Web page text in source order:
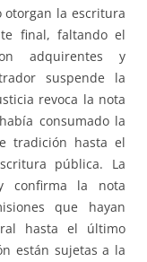
otorgan la escritura
final, faltando el
adquirentes y
suspende la
revoca la nota
consumado la
tradición hasta el
pública. La
confirma la nota
que hayan
hasta el último
están sujetas a la